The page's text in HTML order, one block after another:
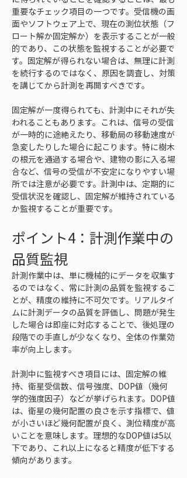
重要なチェック項目の一つです。受信機の画
面やソフトウェア上で、現在の測位状態（フ
ロート解か固定解か）を表示することが一般
的であり、この状態を監視することが必要で
す。固定解が得られない場合は、無理に計測
を続行するのではなく、原因を調査し、対策
を講じてから計測を再開すべきです。
固定解が一度得られても、計測中にそれが失
われることもあります。これは、信号の受信
が一時的に途絶えたり、移動局の移動速度が
急変したりした場合に起こります。特に樹木
の根元を通過する場合や、建物の影に入る場
合など、信号の受信が不安定になりやすい場
所では注意が必要です。計測中は、定期的に
受信状況を確認し、固定解が維持されている
か監視することが重要です。
ポイント4：計測作業中の
品質監視
計測作業中は、単に機械的にデータを収集す
るのではなく、常に計測の品質を監視するこ
とが、精度の維持に不可欠です。リアルタイ
ムに計測データの品質を評価し、問題が発生
した場合は即座に対応することで、後処理の
段階での手直しが少なくなり、全体の作業効
率が向上します。
計測中に監視すべき項目には、固定解の維
持、衛星受信数、信号強度、DOP値（幾何
学的強度因子）などが挙げられます。DOP値
は、衛星の幾何配置の良さを示す指標で、値
が小さいほど幾何配置が良く、測位精度が高
いことを意味します。理想的なDOP値は5以
下であり、これ以上になると精度が低下する
傾向があります。